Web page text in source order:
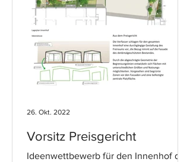
Vorsitz Preisgericht
Ideenwettbewerb für den Innenhof der
26. Okt. 2022